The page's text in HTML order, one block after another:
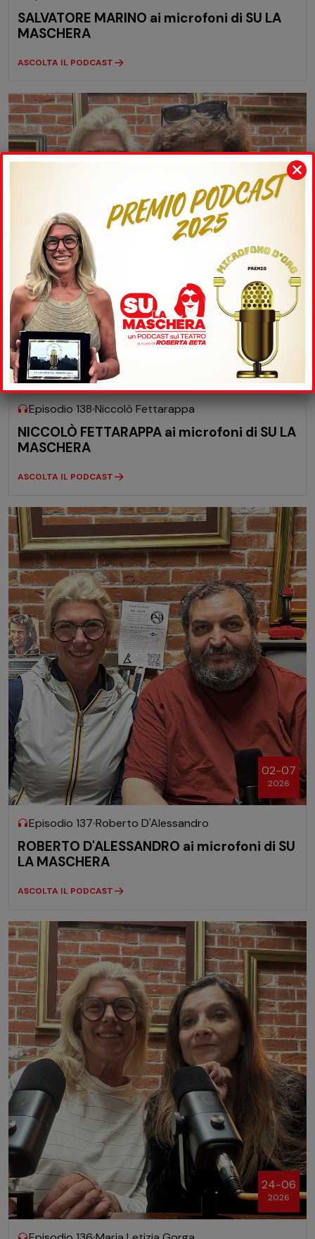
SALVATORE MARINO ai microfoni di SU LA
MASCHERA
ASCOLTA IL PODCAST
08-07
2026
Episodio 138 Niccolò Fettarappa
NICCOLÒ FETTARAPPA ai microfoni di SU LA
MASCHERA
ASCOLTA IL PODCAST
02-07
2026
Episodio 137 Roberto D'Alessandro
ROBERTO D'ALESSANDRO ai microfoni di SU
LA MASCHERA
ASCOLTA IL PODCAST
24-06
2026